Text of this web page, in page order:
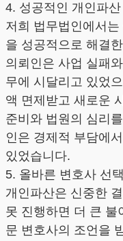
4. 성공적인 개인파산
저희 법무법인에서
을 성공적으로 해결
의뢰인은 사업 실패
무에 시달리고 있었
액 면제받고 새로운
준비와 법원의 심리
인은 경제적 부담에
있었습니다.
5. 올바른 변호사 선
개인파산은 신중한
못 진행하면 더 큰 불
문 변호사의 조언을